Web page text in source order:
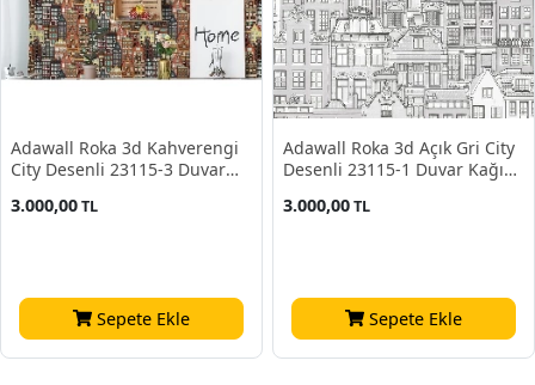
Adawall Roka 3d Kahverengi
City Desenli 23115-3 Duvar
3.000,00TL
Sepete Ekle
Adawall Roka 3d Açık Gri City
Desenli 23115-1 Duvar Kağıdı
3.000,00TL
Sepete Ekle